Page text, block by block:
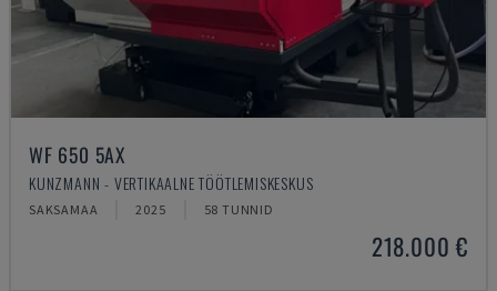
WF 650 5AX
KUNZMANN - VERTIKAALNE TÖÖTLEMISKESKUS
SAKSAMAA 2025 58 TUNNID
218.000 €